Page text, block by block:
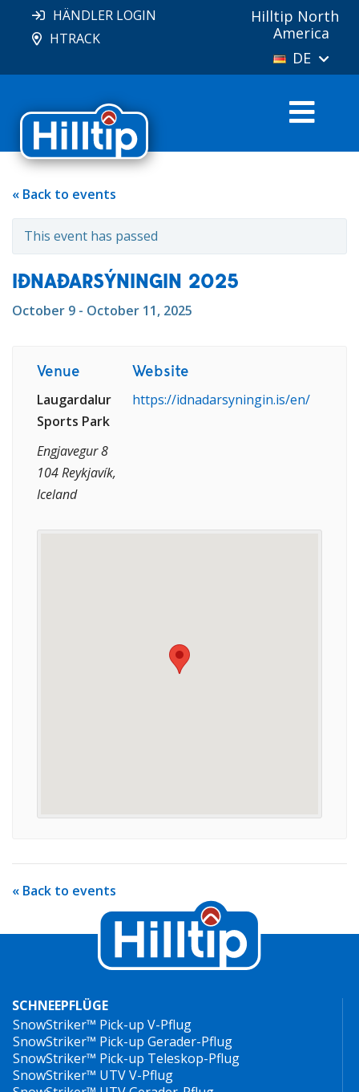
HÄNDLER LOGIN
HTRACK
Hilltip North
America
DE
« Back to events
This event has passed
IÐNAÐARSÝNINGIN 2025
October 9 - October 11, 2025
Venue
Laugardalur
Sports Park
Engjavegur 8
104 Reykjavík,
Iceland
Website
https://idnadarsyningin.is/en/
« Back to events
SCHNEEPFLÜGE
SnowStriker™ Pick-up V-Pflug
SnowStriker™ Pick-up Gerader-Pflug
SnowStriker™ Pick-up Teleskop-Pflug
SnowStriker™ UTV V-Pflug